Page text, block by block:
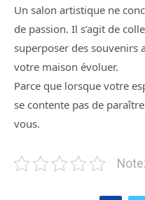
Un salon artistique ne
de passion. Il s’agit de
superposer des souvenirs
votre maison évoluer.
Parce que lorsque votre
se contente pas de
vous.